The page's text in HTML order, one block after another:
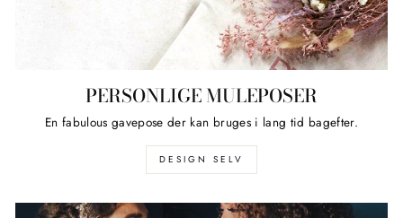
PERSONLIGE MULEPOSER
En fabulous gavepose der kan bruges i lang tid bagefter.
DESIGN SELV